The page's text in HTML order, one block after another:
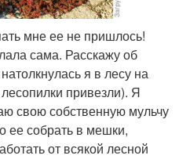
мне ее не пришлось!
сама. Расскажу об
я в лесу на
привезли). Я
свою собственную мульчу
ее собрать в мешки,
от всякой лесной